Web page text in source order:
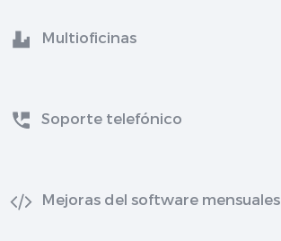
Multioficinas
Soporte telefónico
Mejoras del software mensuales